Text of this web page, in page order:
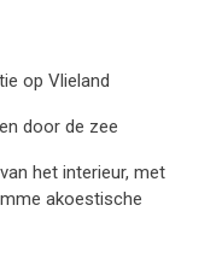
op Vlieland
door de zee
het interieur, met
akoestische